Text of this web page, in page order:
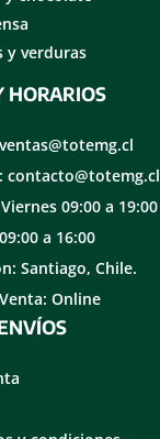
y verduras
HORARIOS
contacto@totemg.cl
09:00 a 19:00
a 16:00
Santiago, Chile.
Online